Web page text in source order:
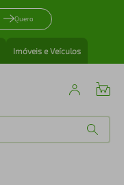
Quero
Imóveis e Veículos